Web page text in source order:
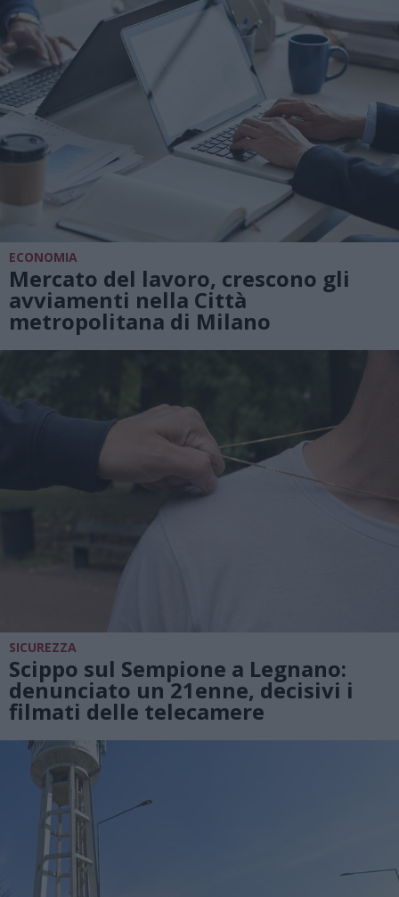
ECONOMIA
Mercato del lavoro, crescono gli
avviamenti nella Città
metropolitana di Milano
SICUREZZA
Scippo sul Sempione a Legnano:
denunciato un 21enne, decisivi i
filmati delle telecamere